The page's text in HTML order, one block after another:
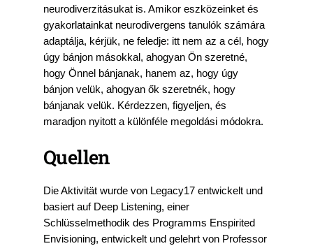
neurodiverzitásukat is. Amikor eszközeinket és
gyakorlatainkat neurodivergens tanulók számára
adaptálja, kérjük, ne feledje: itt nem az a cél, hogy
úgy bánjon másokkal, ahogyan Ön szeretné,
hogy Önnel bánjanak, hanem az, hogy úgy
bánjon velük, ahogyan ők szeretnék, hogy
bánjanak velük. Kérdezzen, figyeljen, és
maradjon nyitott a különféle megoldási módokra.
Quellen
Die Aktivität wurde von Legacy17 entwickelt und
basiert auf Deep Listening, einer
Schlüsselmethodik des Programms Enspirited
Envisioning, entwickelt und gelehrt von Professor